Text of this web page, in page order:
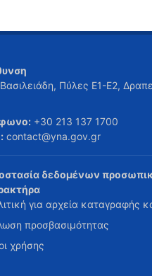
Πύλες Ε1-Ε2,
+30 213 137 1700
contact@yna.gov.gr
δεδομένων
για αρχεία καταγραφής
προσβασιμότητας
χρήσης